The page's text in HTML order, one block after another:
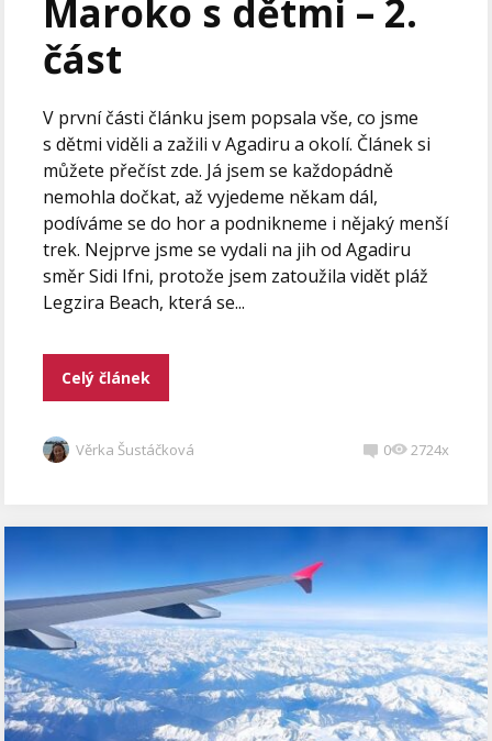
Maroko s dětmi – 2.
část
V první části článku jsem popsala vše, co jsme
s dětmi viděli a zažili v Agadiru a okolí. Článek si
můžete přečíst zde. Já jsem se každopádně
nemohla dočkat, až vyjedeme někam dál,
podíváme se do hor a podnikneme i nějaký menší
trek. Nejprve jsme se vydali na jih od Agadiru
směr Sidi Ifni, protože jsem zatoužila vidět pláž
Legzira Beach, která se...
Celý článek
Věrka Šustáčková 0 2724x